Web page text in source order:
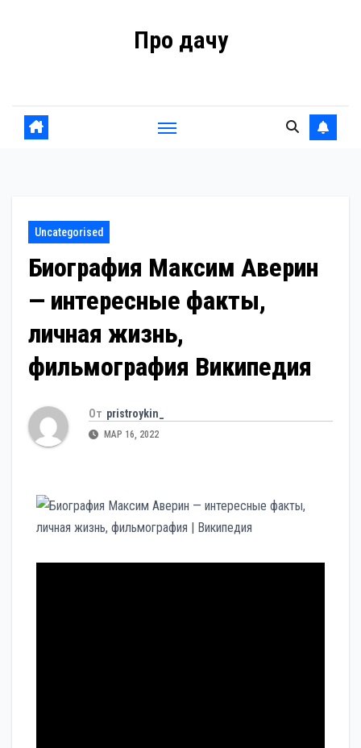
Про дачу
Uncategorised
Биография Максим Аверин
— интересные факты,
личная жизнь,
фильмография Википедия
От pristroykin_
МАР 16, 2022